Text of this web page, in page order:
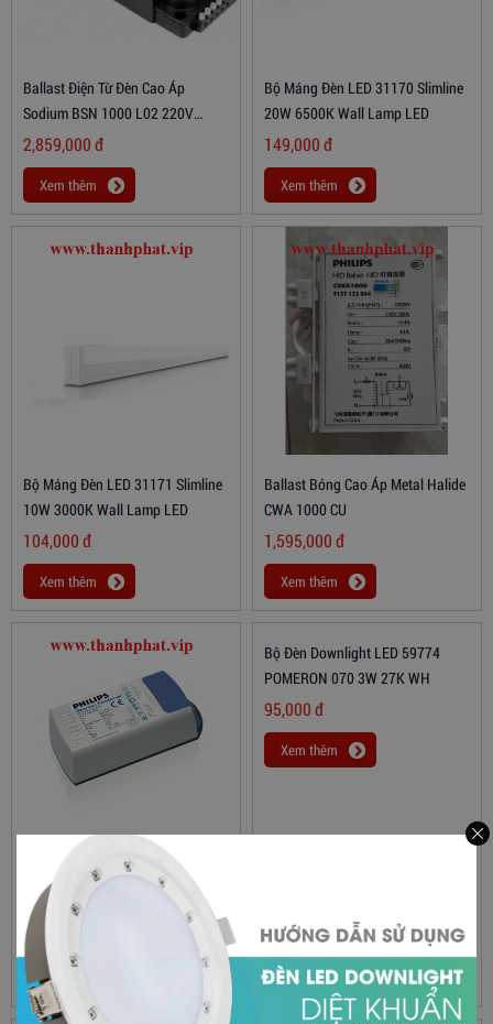
Ballast Điện Từ Đèn Cao Áp
Sodium BSN 1000 L02 220V
50HZ
2,859,000đ
Xem thêm
Bộ Máng Đèn LED 31170 Slimline
20W 6500K Wall Lamp LED
149,000đ
Xem thêm
Bộ Máng Đèn LED 31171 Slimline
10W 3000K Wall Lamp LED
104,000đ
Xem thêm
Ballast Bóng Cao Áp Metal Halide
CWA 1000 CU
1,595,000đ
Xem thêm
Biến Áp Điện Tử Đèn LED ET-S 30
220-240V
121,000
Xem thêm
95,000đ
Xem thêm